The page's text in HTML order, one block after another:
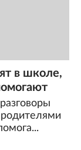
в школе,